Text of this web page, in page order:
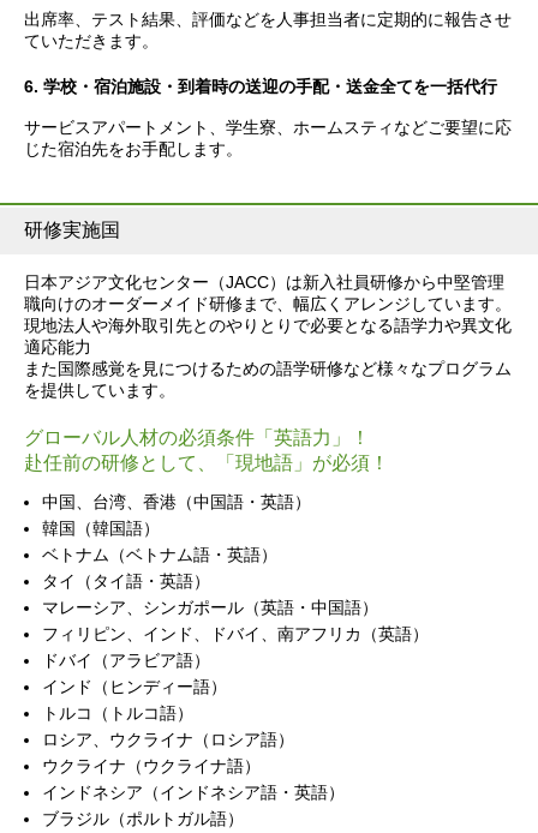
出席率、テスト結果、評価などを人事担当者に定期的に報告させ
ていただきます。
6. 学校・宿泊施設・到着時の送迎の手配・送金全てを一括代行
サービスアパートメント、学生寮、ホームスティなどご要望に応
じた宿泊先をお手配します。
研修実施国
日本アジア文化センター（JACC）は新入社員研修から中堅管理
職向けのオーダーメイド研修まで、幅広くアレンジしています。
現地法人や海外取引先とのやりとりで必要となる語学力や異文化
適応能力
また国際感覚を見につけるための語学研修など様々なプログラム
を提供しています。
グローバル人材の必須条件「英語力」！
赴任前の研修として、「現地語」が必須！
中国、台湾、香港（中国語・英語）
韓国（韓国語）
ベトナム（ベトナム語・英語）
タイ（タイ語・英語）
マレーシア、シンガポール（英語・中国語）
フィリピン、インド、ドバイ、南アフリカ（英語）
ドバイ（アラビア語）
インド（ヒンディー語）
トルコ（トルコ語）
ロシア、ウクライナ（ロシア語）
ウクライナ（ウクライナ語）
インドネシア（インドネシア語・英語）
ブラジル（ポルトガル語）